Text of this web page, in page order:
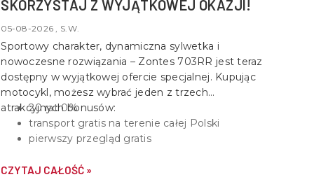
SKORZYSTAJ Z WYJĄTKOWEJ OKAZJI!
05-08-2026 , S.W.
Sportowy charakter, dynamiczna sylwetka i
nowoczesne rozwiązania – Zontes 703RR jest teraz
dostępny w wyjątkowej ofercie specjalnej. Kupując
motocykl, możesz wybrać jeden z trzech
atrakcyjnych bonusów:
20 rat 0%
transport gratis na terenie całej Polski
pierwszy przegląd gratis
CZYTAJ CAŁOŚĆ »